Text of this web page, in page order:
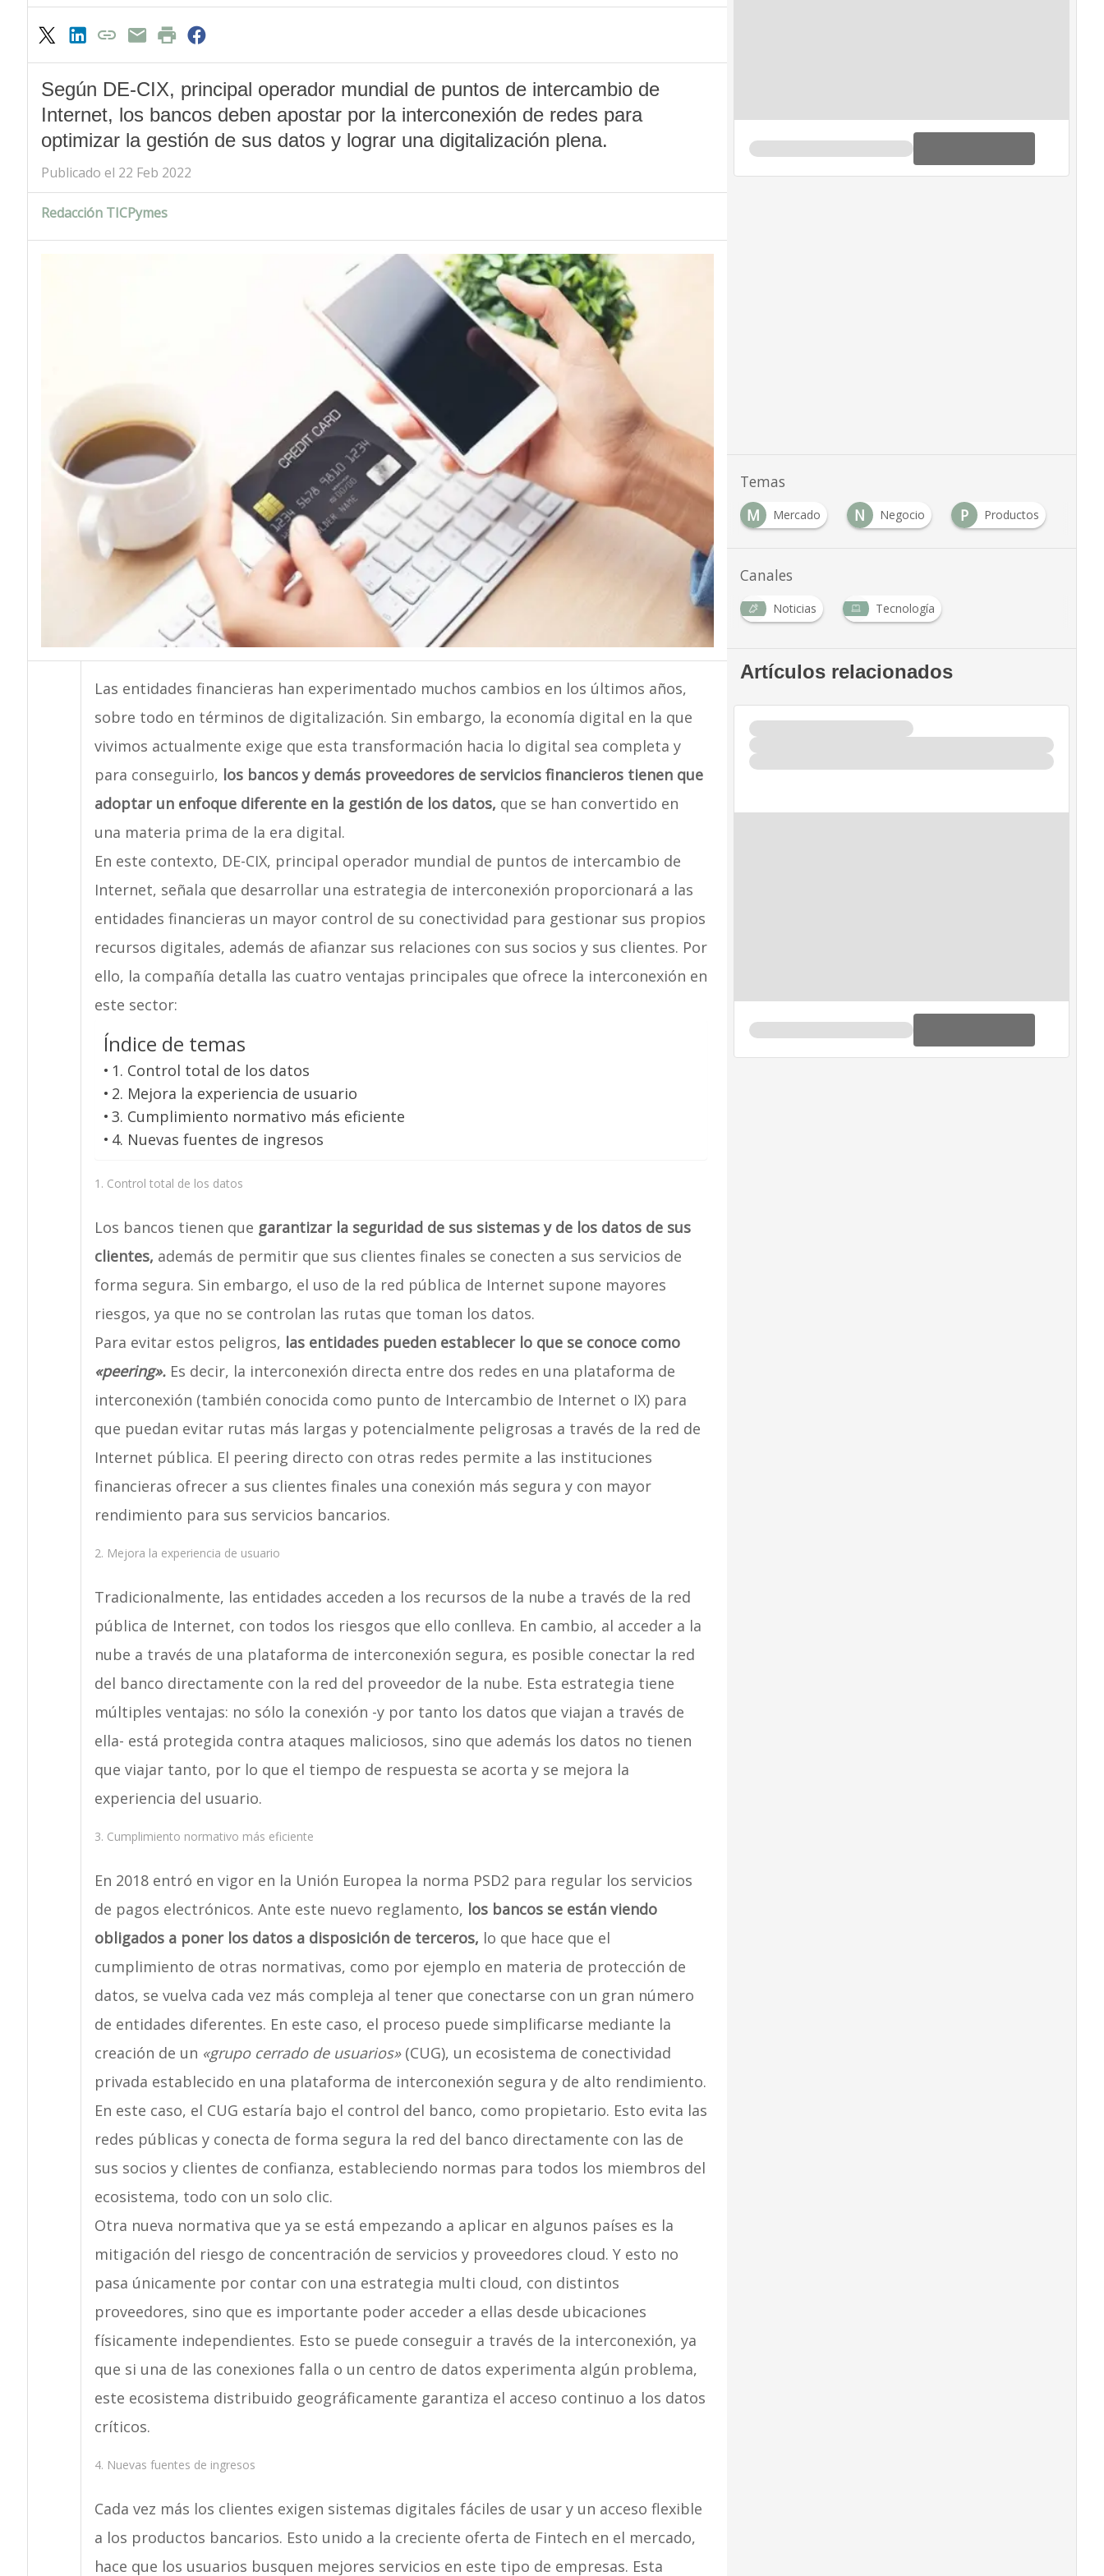
Según DE-CIX, principal operador mundial de puntos de intercambio de
Internet, los bancos deben apostar por la interconexión de redes para
optimizar la gestión de sus datos y lograr una digitalización plena.
Publicado el 22 Feb 2022
Redacción TICPymes
Las entidades financieras han experimentado muchos cambios en los últimos años,
sobre todo en términos de digitalización. Sin embargo, la economía digital en la que
vivimos actualmente exige que esta transformación hacia lo digital sea completa y
para conseguirlo, los bancos y demás proveedores de servicios financieros tienen que
adoptar un enfoque diferente en la gestión de los datos, que se han convertido en
una materia prima de la era digital.
En este contexto, DE-CIX, principal operador mundial de puntos de intercambio de
Internet, señala que desarrollar una estrategia de interconexión proporcionará a las
entidades financieras un mayor control de su conectividad para gestionar sus propios
recursos digitales, además de afianzar sus relaciones con sus socios y sus clientes. Por
ello, la compañía detalla las cuatro ventajas principales que ofrece la interconexión en
este sector:
Índice de temas
1. Control total de los datos
2. Mejora la experiencia de usuario
3. Cumplimiento normativo más eficiente
4. Nuevas fuentes de ingresos
1. Control total de los datos
Los bancos tienen que garantizar la seguridad de sus sistemas y de los datos de sus
clientes, además de permitir que sus clientes finales se conecten a sus servicios de
forma segura. Sin embargo, el uso de la red pública de Internet supone mayores
riesgos, ya que no se controlan las rutas que toman los datos.
Para evitar estos peligros, las entidades pueden establecer lo que se conoce como
«peering». Es decir, la interconexión directa entre dos redes en una plataforma de
interconexión (también conocida como punto de Intercambio de Internet o IX) para
que puedan evitar rutas más largas y potencialmente peligrosas a través de la red de
Internet pública. El peering directo con otras redes permite a las instituciones
financieras ofrecer a sus clientes finales una conexión más segura y con mayor
rendimiento para sus servicios bancarios.
2. Mejora la experiencia de usuario
Tradicionalmente, las entidades acceden a los recursos de la nube a través de la red
pública de Internet, con todos los riesgos que ello conlleva. En cambio, al acceder a la
nube a través de una plataforma de interconexión segura, es posible conectar la red
del banco directamente con la red del proveedor de la nube. Esta estrategia tiene
múltiples ventajas: no sólo la conexión -y por tanto los datos que viajan a través de
ella- está protegida contra ataques maliciosos, sino que además los datos no tienen
que viajar tanto, por lo que el tiempo de respuesta se acorta y se mejora la
experiencia del usuario.
3. Cumplimiento normativo más eficiente
En 2018 entró en vigor en la Unión Europea la norma PSD2 para regular los servicios
de pagos electrónicos. Ante este nuevo reglamento, los bancos se están viendo
obligados a poner los datos a disposición de terceros, lo que hace que el
cumplimiento de otras normativas, como por ejemplo en materia de protección de
datos, se vuelva cada vez más compleja al tener que conectarse con un gran número
de entidades diferentes. En este caso, el proceso puede simplificarse mediante la
creación de un «grupo cerrado de usuarios»(CUG), un ecosistema de conectividad
privada establecido en una plataforma de interconexión segura y de alto rendimiento.
En este caso, el CUG estaría bajo el control del banco, como propietario. Esto evita las
redes públicas y conecta de forma segura la red del banco directamente con las de
sus socios y clientes de confianza, estableciendo normas para todos los miembros del
ecosistema, todo con un solo clic.
Otra nueva normativa que ya se está empezando a aplicar en algunos países es la
mitigación del riesgo de concentración de servicios y proveedores cloud. Y esto no
pasa únicamente por contar con una estrategia multi cloud, con distintos
proveedores, sino que es importante poder acceder a ellas desde ubicaciones
físicamente independientes. Esto se puede conseguir a través de la interconexión, ya
que si una de las conexiones falla o un centro de datos experimenta algún problema,
este ecosistema distribuido geográficamente garantiza el acceso continuo a los datos
críticos.
4. Nuevas fuentes de ingresos
Cada vez más los clientes exigen sistemas digitales fáciles de usar y un acceso flexible
a los productos bancarios. Esto unido a la creciente oferta de Fintech en el mercado,
hace que los usuarios busquen mejores servicios en este tipo de empresas. Esta
Temas
M
Mercado N Negocio P Productos
Canales
Noticias Tecnología
Artículos relacionados